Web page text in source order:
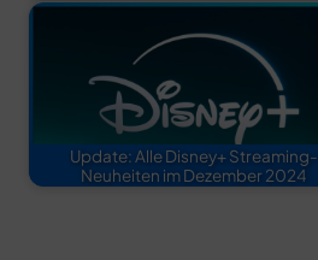
Update: Alle Disney+ Streaming-
Neuheiten im Dezember 2024